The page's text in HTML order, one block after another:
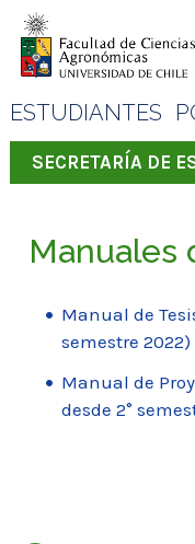
ESTUDIANTES
SECRETARÍA DE
Manuales
Manual de
semestre 2022)
Manual de
desde 2°